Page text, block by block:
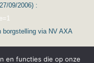
09/2006) :
borgstelling via NV AXA
en functies die op onze